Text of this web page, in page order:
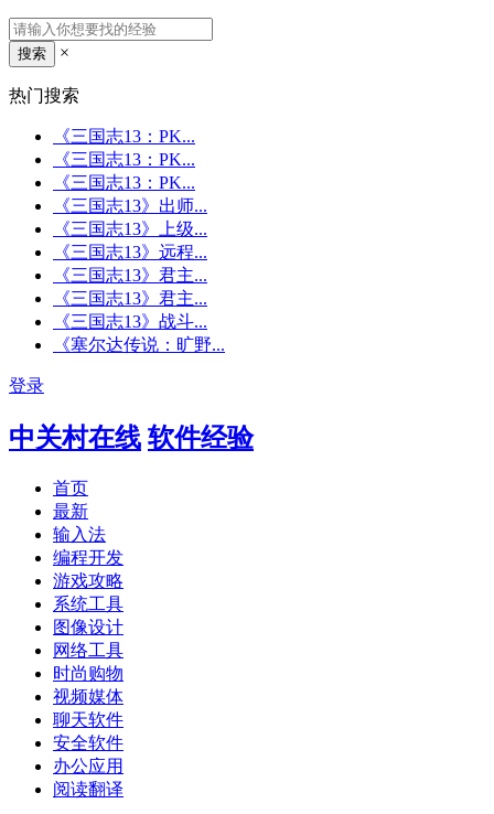
×
热门搜索
《三国志13：PK...
《三国志13：PK...
《三国志13：PK...
《三国志13》出师...
《三国志13》上级...
《三国志13》远程...
《三国志13》君主...
《三国志13》君主...
《三国志13》战斗...
《塞尔达传说：旷野...
登录
中关村在线 软件经验
首页
最新
输入法
编程开发
游戏攻略
系统工具
图像设计
网络工具
时尚购物
视频媒体
聊天软件
安全软件
办公应用
阅读翻译